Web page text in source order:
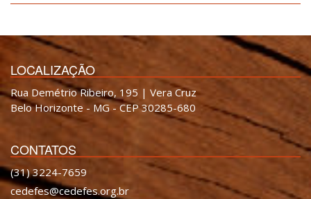
LOCALIZAÇÃO
Rua Demétrio Ribeiro, 195 | Vera Cruz
Belo Horizonte - MG - CEP 30285-680
CONTATOS
(31) 3224-7659
cedefes@cedefes.org.br